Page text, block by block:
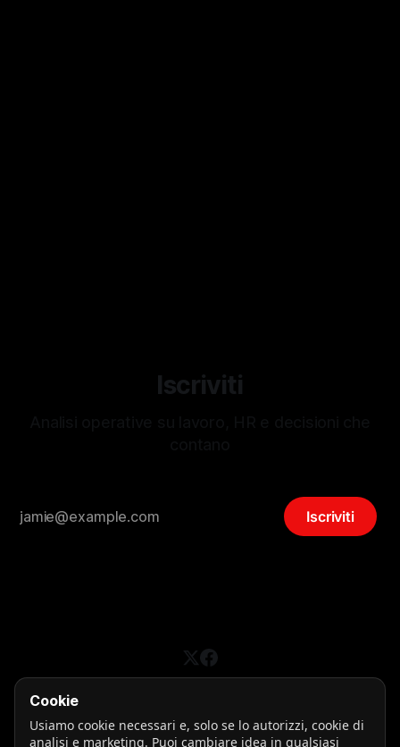
Iscriviti
Iscriviti
Sign upPrivacy
Cookie
Usiamo cookie necessari e, solo se lo autorizzi, cookie di
analisi e marketing. Puoi cambiare idea in qualsiasi